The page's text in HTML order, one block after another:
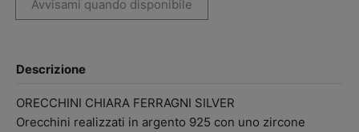
Descrizione
ORECCHINI CHIARA FERRAGNI SILVER
Orecchini realizzati in argento 925 con uno zircone